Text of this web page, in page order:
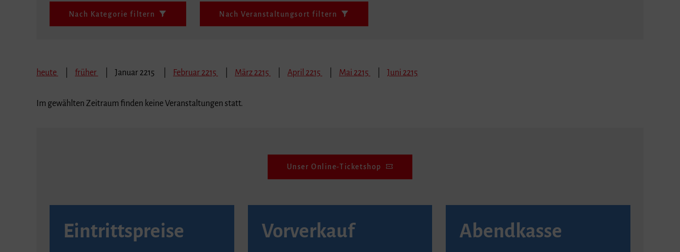
Nach Kategorie filtern Nach Veranstaltungsort filtern
heute früher Januar 2215 Februar 2215 März 2215 April 2215 Mai 2215 Juni 2215
Im gewählten Zeitraum finden keine Veranstaltungen statt.
Unser Online-Ticketshop
Eintrittspreise Vorverkauf Abendkasse